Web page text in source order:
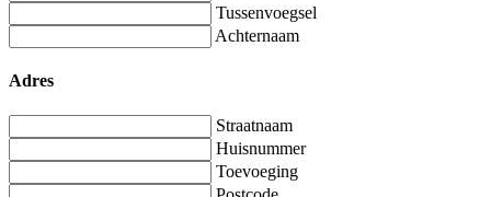
Tussenvoegsel
Achternaam
Adres
Straatnaam
Huisnummer
Toevoeging